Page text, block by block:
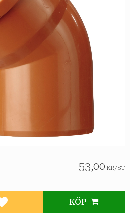
53,00 KR/ST
KÖP
Lägg till i favoriter